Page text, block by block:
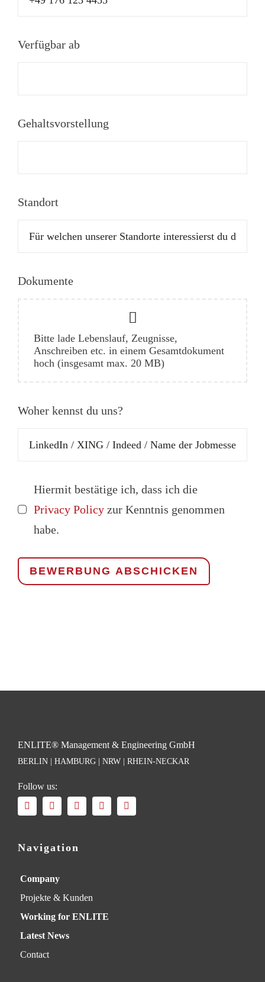
Verfügbar ab
Gehaltsvorstellung
Standort
Dokumente
Bitte lade Lebenslauf, Zeugnisse,
Anschreiben etc. in einem Gesamtdokument
hoch (insgesamt max. 20 MB)
Woher kennst du uns?
Hiermit bestätige ich, dass ich die
Privacy Policyzur Kenntnis genommen
habe.
BEWERBUNG ABSCHICKEN
ENLITE® Management & Engineering GmbH
BERLIN | HAMBURG | NRW | RHEIN-NECKAR
Follow us:
Navigation
Company
Projekte & Kunden
Working for ENLITE
Latest News
Contact